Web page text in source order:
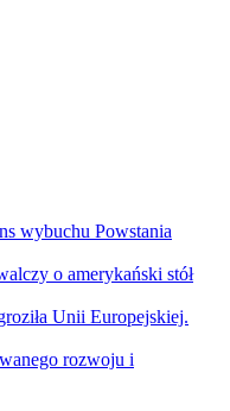
wybuchu Powstania
o amerykański stół
Unii Europejskiej.
rozwoju i